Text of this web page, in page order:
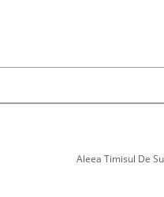
Aleea Timisul De